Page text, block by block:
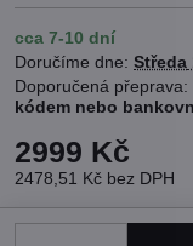
cca 7-10 dní
Doručíme dne: Středa
kódem nebo
2999 Kč
2478,51 Kč bez DPH